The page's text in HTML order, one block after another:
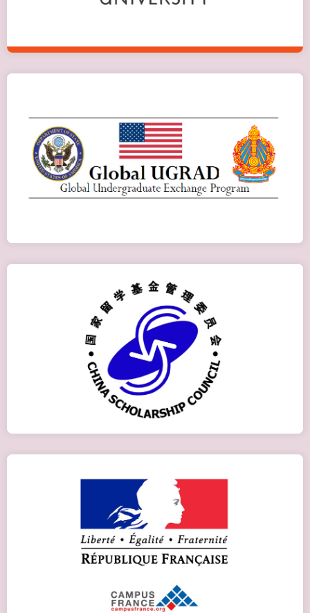
Global UGRAD
Детальніше
Програма Китайського Уряду
Детальніше
Ambassade de France en Ukraine
Детальніше